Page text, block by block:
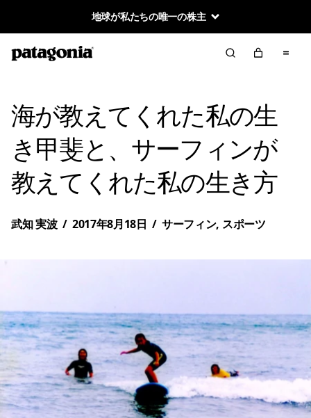
地球が私たちの唯一の株主
海が教えてくれた私の生
き甲斐と、サーフィンが
教えてくれた私の生き方
武知 実波 / 2017年8月18日 / サーフィン, スポーツ